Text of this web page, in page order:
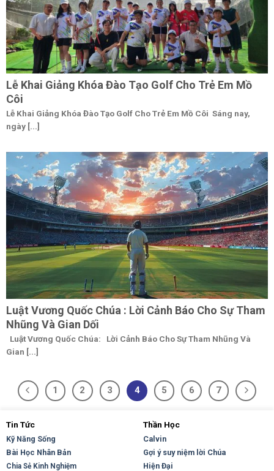
Lễ Khai Giảng Khóa Đào Tạo Golf Cho Trẻ Em Mồ
Côi
Lễ Khai Giảng Khóa Đào Tạo Golf Cho Trẻ Em Mồ Côi Sáng nay,
ngày [...]
Luật Vương Quốc Chúa : Lời Cảnh Báo Cho Sự Tham
Nhũng Và Gian Dối
Luật Vương Quốc Chúa: Lời Cảnh Báo Cho Sự Tham Nhũng Và
Gian [...]
1 2 3 4 5 6 7
Tin Tức
Kỹ Năng Sống
Bài Học Nhân Bản
Chia Sẻ Kinh Nghiệm
Thần Học
Calvin
Gợi ý suy niệm lời Chúa
Hiện Đại